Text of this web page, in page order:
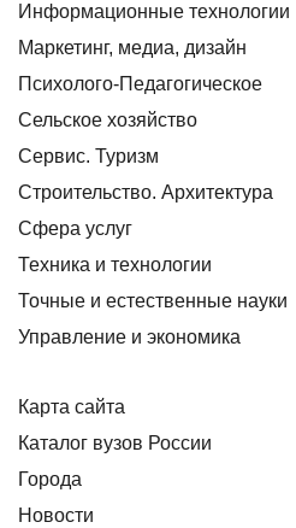
Информационные технологии
Маркетинг, медиа, дизайн
Психолого-Педагогическое
Сельское хозяйство
Сервис. Туризм
Строительство. Архитектура
Сфера услуг
Техника и технологии
Точные и естественные науки
Управление и экономика
Карта сайта
Каталог вузов России
Города
Новости